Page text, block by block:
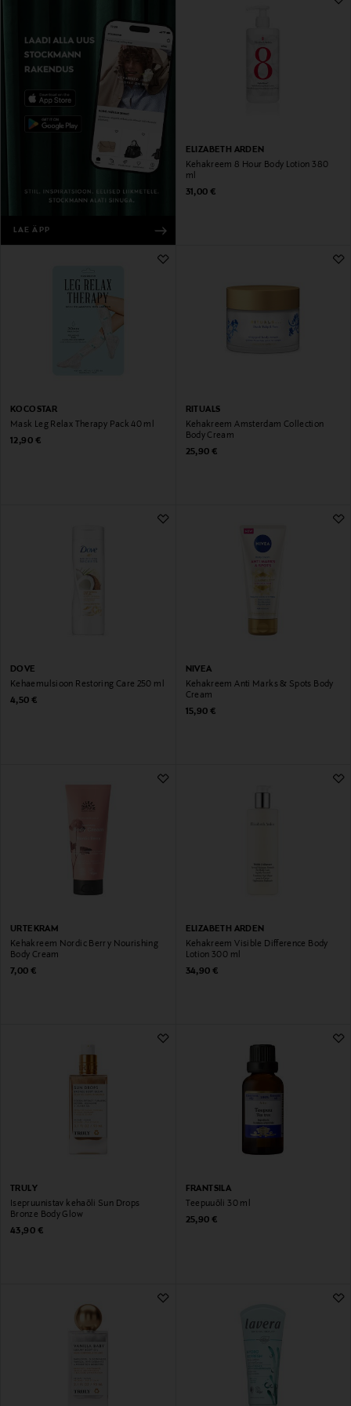
LAE ÄPP
ELIZABETH ARDEN
Kehakreem 8 Hour Body Lotion 380
ml
Original Price
31,00 €
KOCOSTAR
Mask Leg Relax Therapy Pack 40 ml
Original Price
12,90 €
RITUALS
Kehakreem Amsterdam Collection
Body Cream
Original Price
25,90 €
DOVE
Kehaemulsioon Restoring Care 250 ml
Original Price
4,50 €
NIVEA
Kehakreem Anti Marks & Spots Body
Cream
Original Price
15,90 €
URTEKRAM
Kehakreem Nordic Berry Nourishing
Body Cream
Original Price
7,00 €
ELIZABETH ARDEN
Kehakreem Visible Difference Body
Lotion 300 ml
Original Price
34,90 €
TRULY
Isepruunistav kehaõli Sun Drops
Bronze Body Glow
Original Price
43,90 €
FRANTSILA
Teepuuõli 30 ml
Original Price
25,90 €